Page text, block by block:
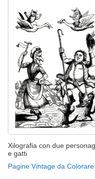
Xilografia con due
e gatti
Pagine Vintage da Colorare